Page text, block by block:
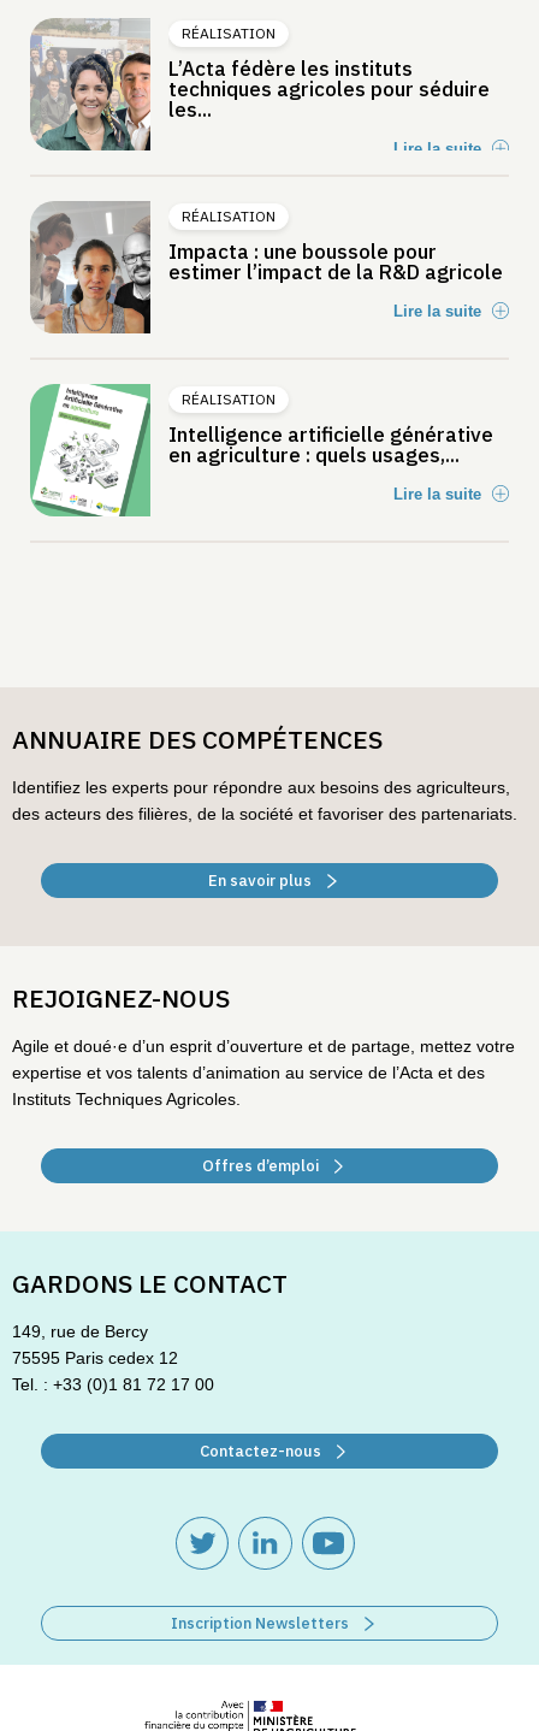
RÉALISATION
L’Acta fédère les instituts
techniques agricoles pour séduire
les...
Lire la suite
RÉALISATION
Impacta : une boussole pour
estimer l’impact de la R&D agricole
Lire la suite
RÉALISATION
Intelligence artificielle générative
en agriculture : quels usages,...
Lire la suite
ANNUAIRE DES COMPÉTENCES
Identifiez les experts pour répondre aux besoins des agriculteurs,
des acteurs des filières, de la société et favoriser des partenariats.
En savoir plus
REJOIGNEZ-NOUS
Agile et doué·e d’un esprit d’ouverture et de partage, mettez votre
expertise et vos talents d’animation au service de l’Acta et des
Instituts Techniques Agricoles.
Offres d’emploi
GARDONS LE CONTACT
149, rue de Bercy
75595 Paris cedex 12
Tel. : +33 (0)1 81 72 17 00
Contactez-nous
Inscription Newsletters